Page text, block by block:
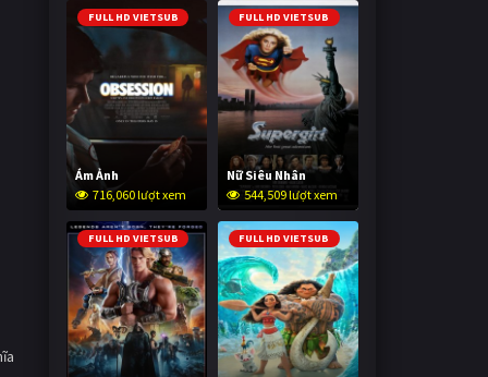
FULL HD VIETSUB
Ám Ảnh
716,060 lượt xem
FULL HD VIETSUB
Nữ Siêu Nhân
544,509 lượt xem
FULL HD VIETSUB FULL HD VIETSUB